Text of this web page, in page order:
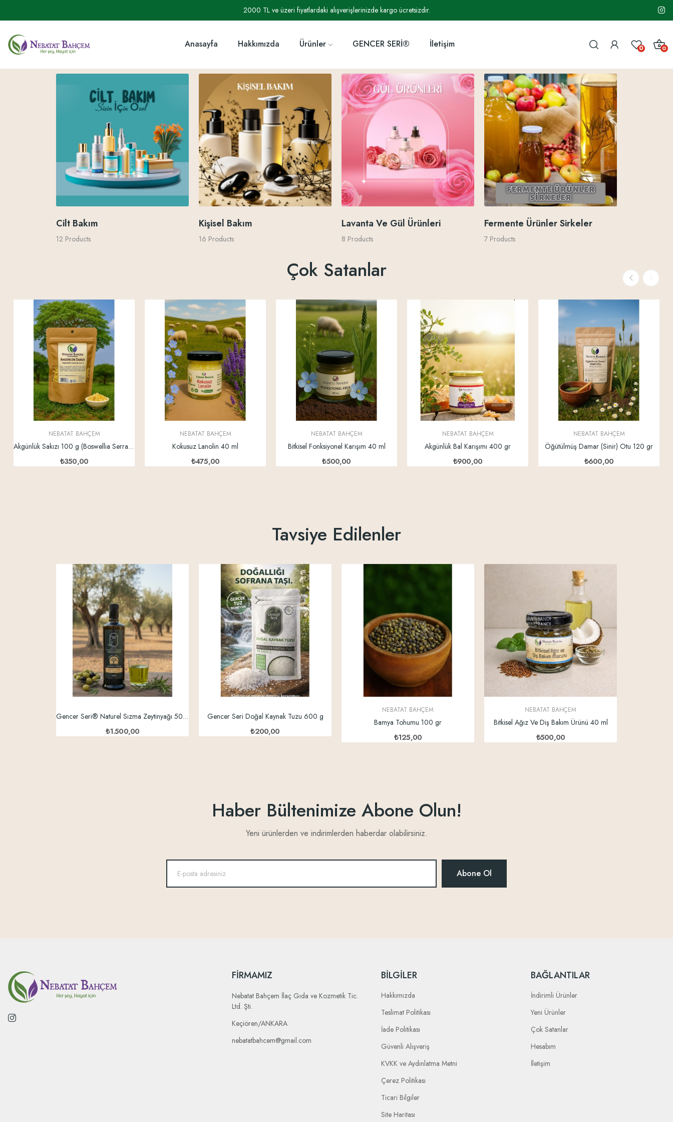
2000 TL ve üzeri fiyatlardaki alışverişlerinizde kargo ücretsizdir.
Anasayfa Hakkımızda Ürünler GENCER SERİ® İletişim 0 0
Cilt Bakım
12 Products
Kişisel Bakım
16 Products
Lavanta Ve Gül Ürünleri
8 Products
Fermente Ürünler Sirkeler
7 Products
Çok Satanlar
NEBATAT BAHÇEM
Akgünlük Sakızı 100 g (Boswellia Serrata)
₺350,00
NEBATAT BAHÇEM
Kokusuz Lanolin 40 ml
₺475,00
NEBATAT BAHÇEM
Bitkisel Fonksiyonel Karışım 40 ml
₺500,00
NEBATAT BAHÇEM
Akgünlük Bal Karışımı 400 gr
₺900,00
NEBATAT BAHÇEM
Öğütülmüş Damar (Sinir) Otu 120 gr
₺600,00
Tavsiye Edilenler
Gencer Seri® Naturel Sızma Zeytinyağı 500 ml
₺1.500,00
Gencer Seri Doğal Kaynak Tuzu 600 g
₺200,00
NEBATAT BAHÇEM
Bamya Tohumu 100 gr
₺125,00
NEBATAT BAHÇEM
Bitkisel Ağız Ve Diş Bakım Ürünü 40 ml
₺500,00
Haber Bültenimize Abone Olun!
Yeni ürünlerden ve indirimlerden haberdar olabilirsiniz.
Abone Ol
FIRMAMIZ
Nebatat Bahçem İlaç Gıda ve Kozmetik Tic.
Ltd. Şti.
Keçiören/ANKARA
nebatatbahcem@gmail.com
BILGILER
Hakkımızda
Teslimat Politikası
İade Politikası
Güvenli Alışveriş
KVKK ve Aydınlatma Metni
Çerez Politikası
Ticari Bilgiler
Site Haritası
BAĞLANTILAR
İndirimli Ürünler
Yeni Ürünler
Çok Satanlar
Hesabım
İletişim